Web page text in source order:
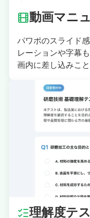
動画マニ
パワポのスライド
レーションや字幕
画内に差し込みこ
理解度テ